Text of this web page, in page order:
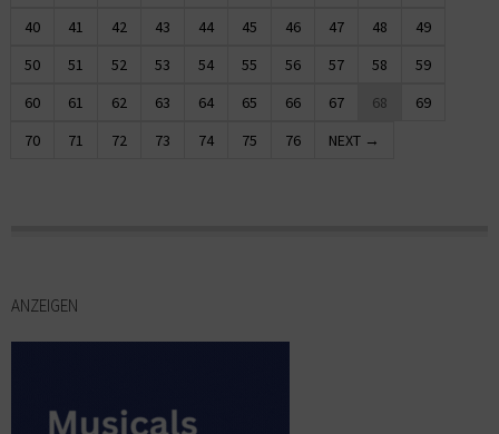
40
41 42 43 44 45 46 47 48
49
50
51 52 53 54 55 56 57 58
59
60
61 62 63 64 65 66 67 68
69
70
71 72 73 74 75 76 NEXT →
ANZEIGEN